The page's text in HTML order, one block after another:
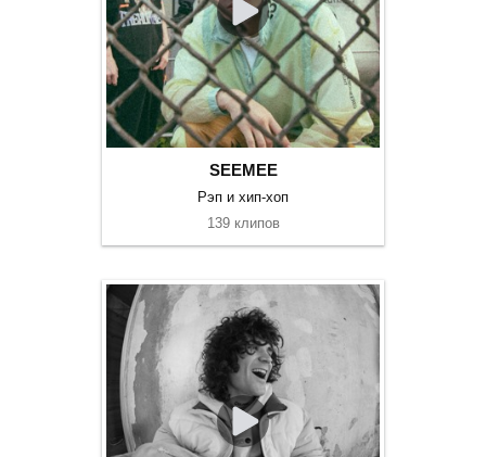
SEEMEE
Рэп и хип-хоп
139 клипов